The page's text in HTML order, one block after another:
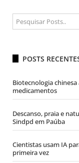
POSTS
Biotecnologia
medicamentos
Descanso, praia e
Sindpd em Paúba
Cientistas usam IA
primeira vez